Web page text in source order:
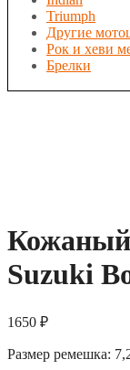
Triumph
Другие
Рок и хеви
Брелки
Кожаный
Suzuki
1650 ₽
Размер ремешка: